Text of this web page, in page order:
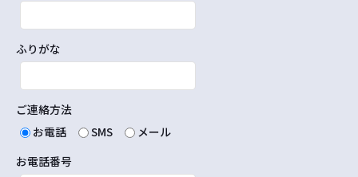
ふりがな
ご連絡方法
お電話
SMS
メール
お電話番号